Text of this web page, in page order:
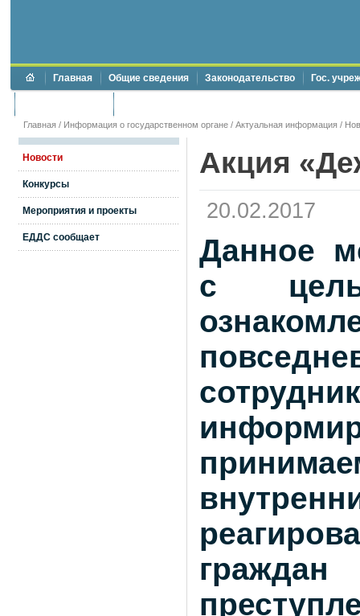
Главная Общие сведения Законодательство Гос.
Главная / Информация о государственном органе / Актуальная информация /
Новости
Конкурсы
Мероприятия и проекты
ЕДДС сообщает
Акция
20.02.2017
Данное
с